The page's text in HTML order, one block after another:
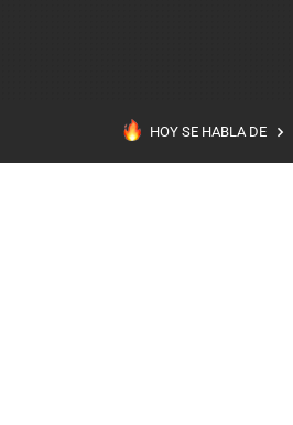
HOY SE HABLA DE